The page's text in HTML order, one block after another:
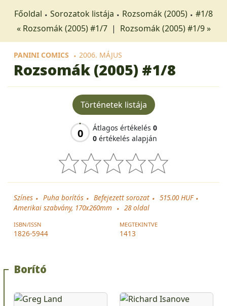
Főoldal Sorozatok listája Rozsomák (2005)
#1/8
« Rozsomák (2005) #1/7 | Rozsomák (2005) #1/9 »
PANINI COMICS 2006. MÁJUS
Rozsomák (2005) #1/8
Történetek listája
0 Átlagos értékelés 0
0 értékelés alapján
Színes Puha borítós Befejezett sorozat
515.00 HUF
Amerikai szabvány, 170x260mm
28oldal
ISBN/ISSN
1826-5944
MEGTEKINTVE
1413
Borító